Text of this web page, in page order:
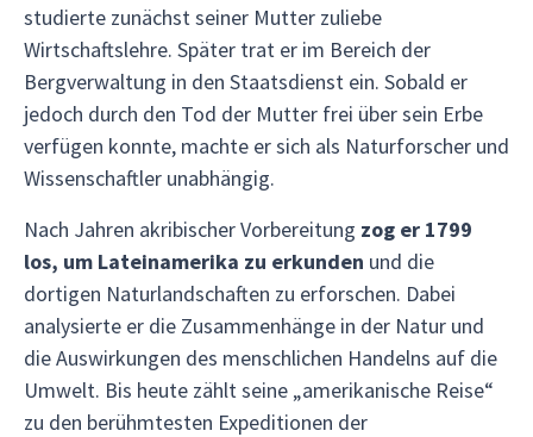
studierte zunächst seiner Mutter zuliebe
Wirtschaftslehre. Später trat er im Bereich der
Bergverwaltung in den Staatsdienst ein. Sobald er
jedoch durch den Tod der Mutter frei über sein Erbe
verfügen konnte, machte er sich als Naturforscher und
Wissenschaftler unabhängig.
Nach Jahren akribischer Vorbereitung zog er 1799
los, um Lateinamerika zu erkunden und die
dortigen Naturlandschaften zu erforschen. Dabei
analysierte er die Zusammenhänge in der Natur und
die Auswirkungen des menschlichen Handelns auf die
Umwelt. Bis heute zählt seine „amerikanische Reise“
zu den berühmtesten Expeditionen der